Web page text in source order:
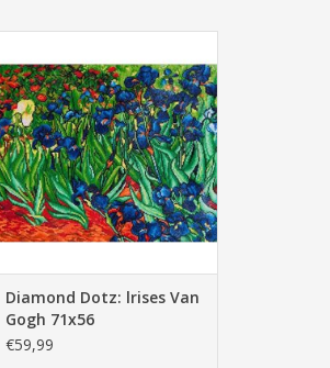
71x56
TOEVOEGEN AAN WINKELWAGEN
Diamond Dotz: lrises Van
Gogh 71x56
€59,99